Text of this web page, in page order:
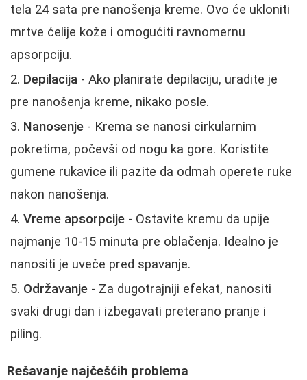
tela 24 sata pre nanošenja kreme. Ovo će ukloniti
mrtve ćelije kože i omogućiti ravnomernu
apsorpciju.
Depilacija - Ako planirate depilaciju, uradite je
pre nanošenja kreme, nikako posle.
Nanosenje - Krema se nanosi cirkularnim
pokretima, počevši od nogu ka gore. Koristite
gumene rukavice ili pazite da odmah operete ruke
nakon nanošenja.
Vreme apsorpcije - Ostavite kremu da upije
najmanje 10-15 minuta pre oblačenja. Idealno je
nanositi je uveče pred spavanje.
Održavanje - Za dugotrajniji efekat, nanositi
svaki drugi dan i izbegavati preterano pranje i
piling.
Rešavanje najčešćih problema